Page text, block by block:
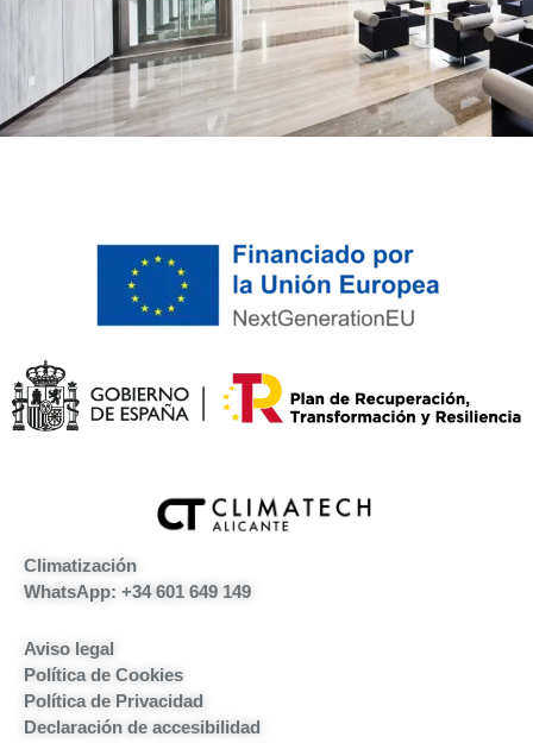
Climatización
WhatsApp: +34 601 649 149
Aviso legal
Política de Cookies
Política de Privacidad
Declaración de accesibilidad